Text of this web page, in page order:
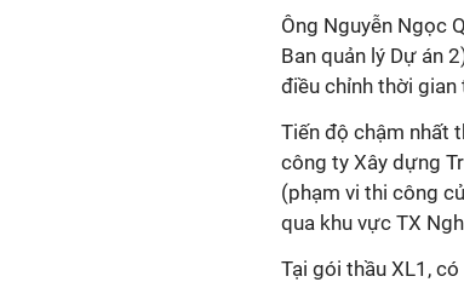
Ông Nguyễn Ngọc
Ban quản lý Dự án
điều chỉnh thời gian
Tiến độ chậm nhất
công ty Xây dựng
(phạm vi thi công
qua khu vực TX
Tại gói thầu XL1,